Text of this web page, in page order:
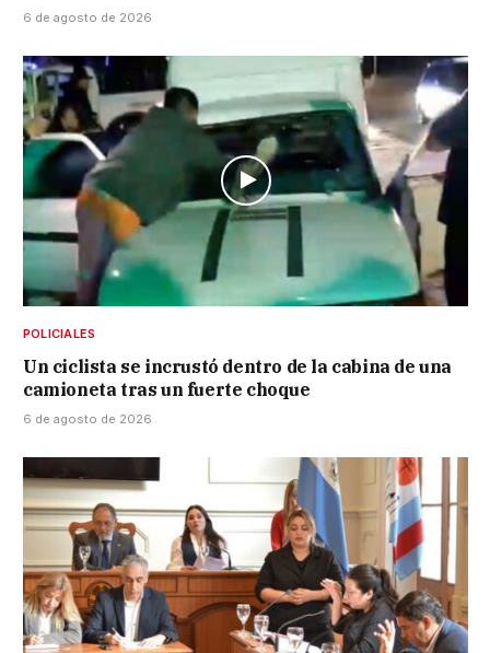
6 de agosto de 2026
POLICIALES
Un ciclista se incrustó dentro de la cabina de una
camioneta tras un fuerte choque
6 de agosto de 2026